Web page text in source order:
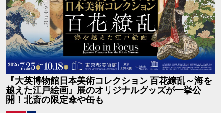
『大英博物館日本美術コレクション 百花繚乱～海を
越えた江戸絵画』展のオリジナルグッズが一挙公
開！北斎の限定傘や缶も